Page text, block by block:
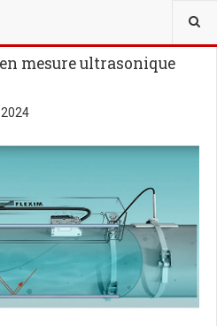
mesure ultrasonique
2024